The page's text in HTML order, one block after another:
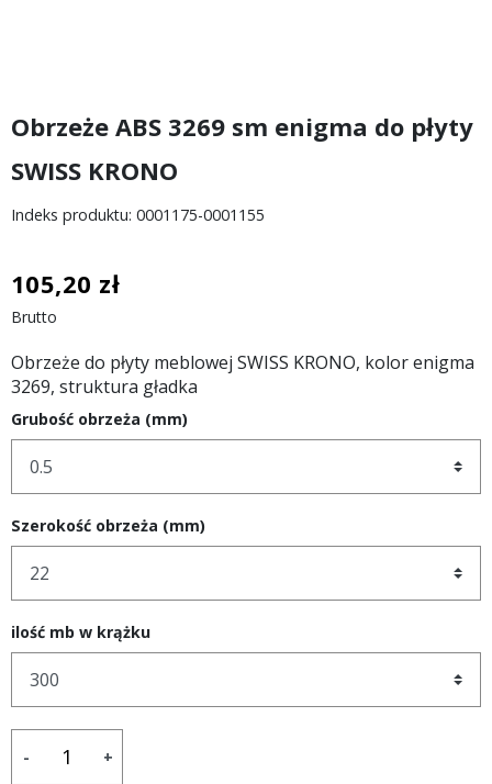
Obrzeże ABS 3269 sm enigma do płyty
SWISS KRONO
Indeks produktu: 0001175-0001155
105,20 zł
Brutto
Obrzeże do płyty meblowej SWISS KRONO, kolor enigma
3269, struktura gładka
Grubość obrzeża (mm)
Szerokość obrzeża (mm)
ilość mb w krążku
- +